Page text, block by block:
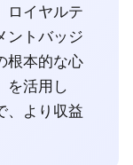
ロイヤルテ
ントバッジ
根本的な心
を活用し
、より収益